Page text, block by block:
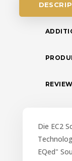
Die EC2
EQed"